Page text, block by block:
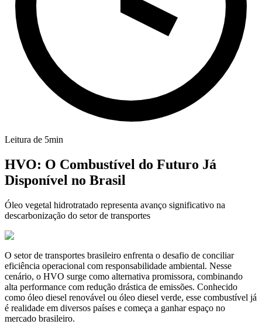
Leitura de 5min
HVO: O Combustível do Futuro Já
Disponível no Brasil
Óleo vegetal hidrotratado representa avanço significativo na
descarbonização do setor de transportes
O setor de transportes brasileiro enfrenta o desafio de conciliar
eficiência operacional com responsabilidade ambiental. Nesse
cenário, o HVO surge como alternativa promissora, combinando
alta performance com redução drástica de emissões. Conhecido
como óleo diesel renovável ou óleo diesel verde, esse combustível já
é realidade em diversos países e começa a ganhar espaço no
mercado brasileiro.